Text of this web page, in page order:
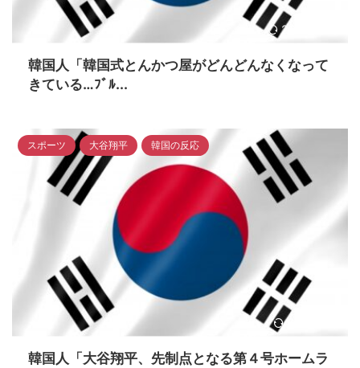
2023/4/18
韓国人「韓国式とんかつ屋がどんどんなくなって
きている…ﾌﾞﾙ...
2024/5/6
スポーツ 大谷翔平 韓国の反応
韓国人「大谷翔平、先制点となる第４号ホームラ